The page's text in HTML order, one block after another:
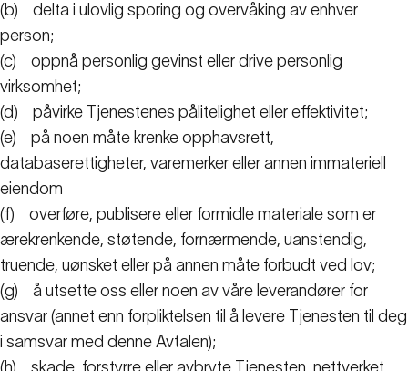
(b)
delta i ulovlig sporing og overvåking av enhver
person;
(c)
oppnå personlig gevinst eller drive personlig
virksomhet;
(d)
påvirke Tjenestenes pålitelighet eller effektivitet;
(e)
på noen måte krenke opphavsrett,
databaserettigheter, varemerker eller annen immateriell
eiendom
(f)
overføre, publisere eller formidle materiale som er
ærekrenkende, støtende, fornærmende, uanstendig,
truende, uønsket eller på annen måte forbudt ved lov;
(g)
å utsette oss eller noen av våre leverandører for
ansvar (annet enn forpliktelsen til å levere Tjenesten til deg
i samsvar med denne Avtalen);